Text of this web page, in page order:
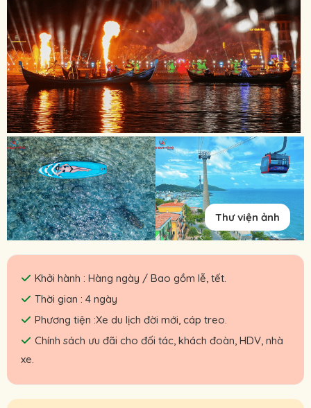
Thư viện ảnh
Khởi hành : Hàng ngày / Bao gồm lễ, tết.
Thời gian : 4 ngày
Phương tiện :Xe du lịch đời mới, cáp treo.
Chính sách ưu đãi cho đối tác, khách đoàn, HDV, nhà
xe.